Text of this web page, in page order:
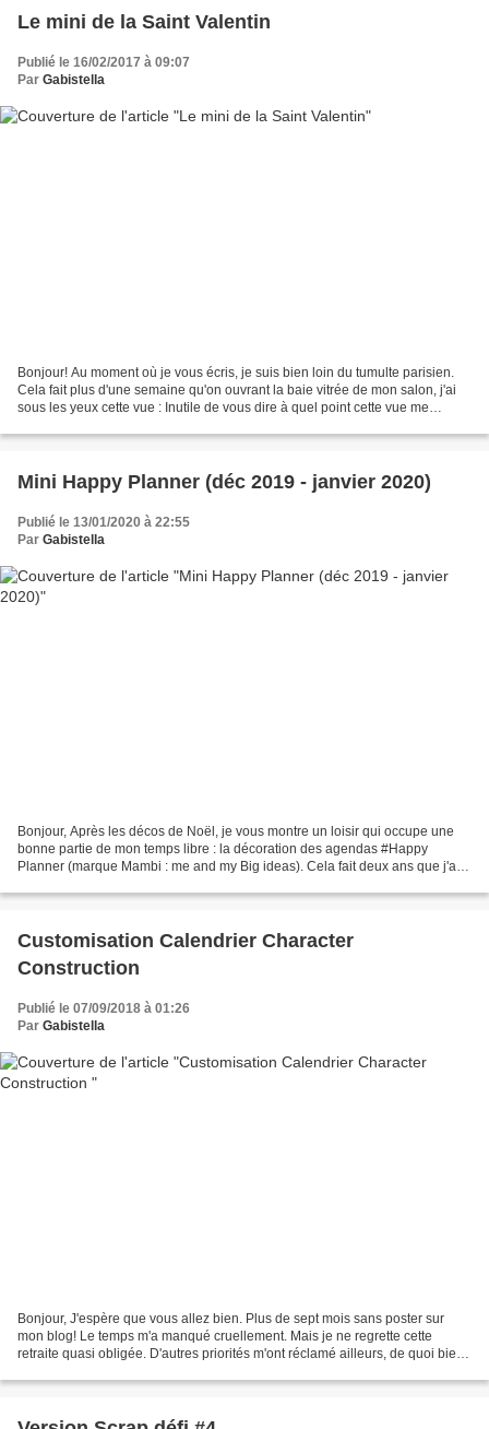
Le mini de la Saint Valentin
Publié le 16/02/2017 à 09:07
Par Gabistella
Bonjour! Au moment où je vous écris, je suis bien loin du tumulte parisien.
Cela fait plus d'une semaine qu'on ouvrant la baie vitrée de mon salon, j'ai
sous les yeux cette vue : Inutile de vous dire à quel point cette vue me
Mini Happy Planner (déc 2019 - janvier 2020)
Publié le 13/01/2020 à 22:55
Par Gabistella
Bonjour, Après les décos de Noël, je vous montre un loisir qui occupe une
bonne partie de mon temps libre : la décoration des agendas #Happy
Planner (marque Mambi : me and my Big ideas). Cela fait deux ans que j'ai
Customisation Calendrier Character
Construction
Publié le 07/09/2018 à 01:26
Par Gabistella
Bonjour, J'espère que vous allez bien. Plus de sept mois sans poster sur
mon blog! Le temps m'a manqué cruellement. Mais je ne regrette cette
retraite quasi obligée. D'autres priorités m'ont réclamé ailleurs, de quoi bien